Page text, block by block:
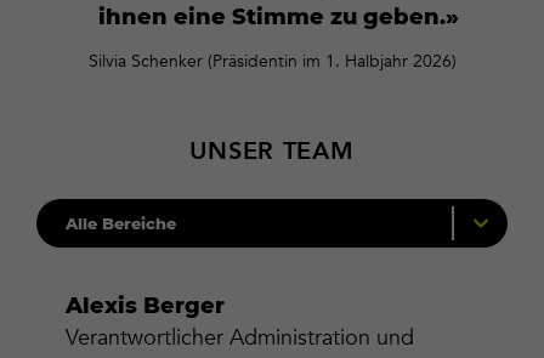
ihnen eine Stimme zu geben.
Silvia Schenker (Präsidentin im 1. Halbjahr 2026)
UNSER TEAM
Alexis Berger
Verantwortlicher Administration und